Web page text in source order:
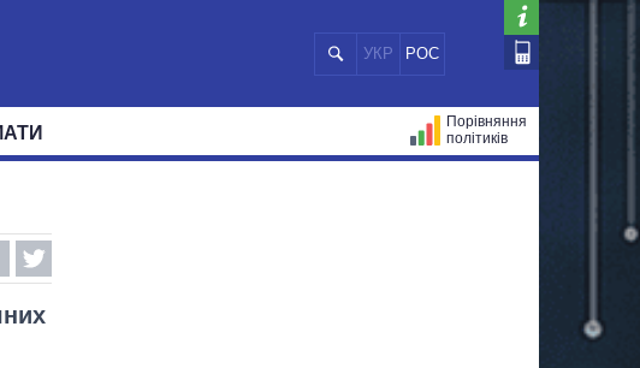
УКР РОС
Порівняння
політиків